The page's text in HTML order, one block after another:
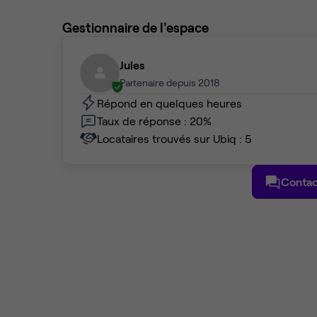
Gestionnaire de l'espace
Jules
Partenaire depuis 2018
Répond en quelques heures
Taux de réponse : 20%
Locataires trouvés sur Ubiq : 5